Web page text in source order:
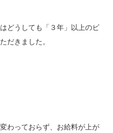
どうしても「３年」以上のビ
だきました。
わっておらず、お給料が上が